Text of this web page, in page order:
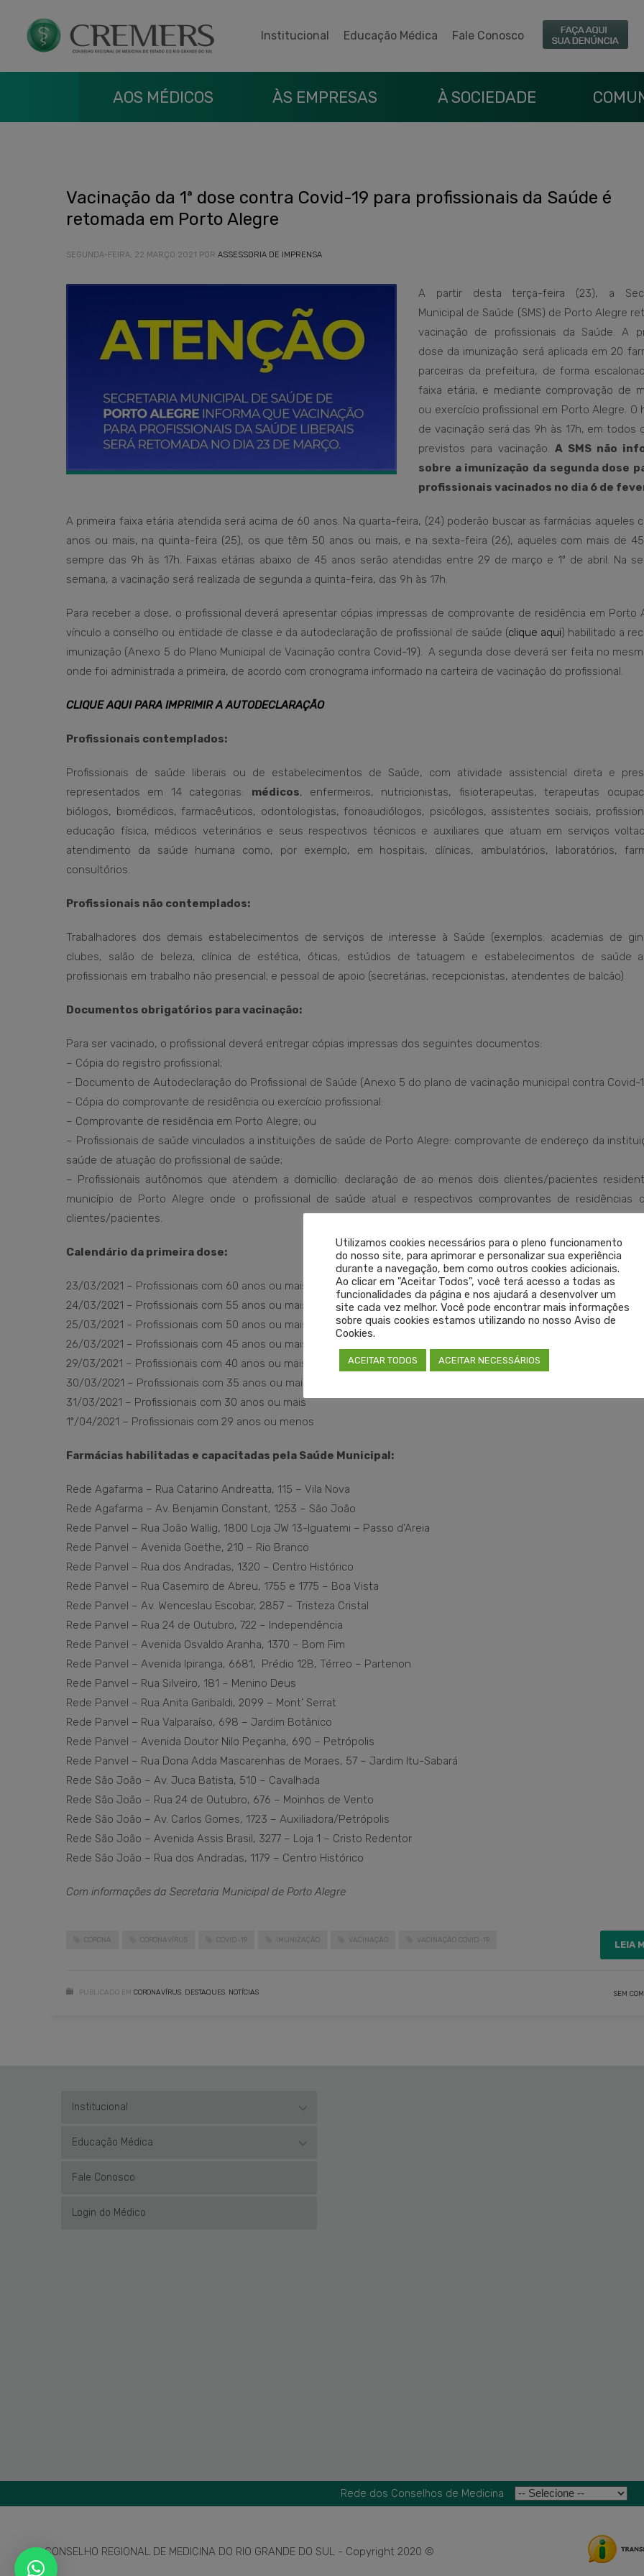
Institucional Educação Médica Fale Conosco
AOS MÉDICOS ÀS EMPRESAS À SOCIEDADE
Vacinação da 1ª dose contra Covid-19 para profissionais da Saúde é
retomada em Porto Alegre
SEGUNDA-FEIRA, 22 MARÇO 2021 POR ASSESSORIA DE IMPRENSA
A partir desta terça-feira (23), a
Municipal de Saúde (SMS) de Porto Alegre
vacinação de profissionais da Saúde. A
dose da imunização será aplicada em 20
parceiras da prefeitura, de forma
faixa etária, e mediante comprovação de
ou exercício profissional em Porto Alegre. O
de vacinação será das 9h às 17h, em todos
previstos para vacinação.A SMS não
sobre a imunização da segunda dose
profissionais vacinados no dia 6 de
A primeira faixa etária atendida será acima de 60 anos. Na quarta-feira, (24) poderão buscar as farmácias aqueles
anos ou mais, na quinta-feira (25), os que têm 50 anos ou mais, e na sexta-feira (26), aqueles com mais de
sempre das 9h às 17h. Faixas etárias abaixo de 45 anos serão atendidas entre 29 de março e 1º de abril. Na
semana, a vacinação será realizada de segunda a quinta-feira, das 9h às 17h.
Para receber a dose, o profissional deverá apresentar cópias impressas de comprovante de residência em Porto
vínculo a conselho ou entidade de classe e da autodeclaração de profissional de saúde (clique aqui) habilitado a
imunização (Anexo 5 do Plano Municipal de Vacinação contra Covid-19). A segunda dose deverá ser feita no
onde foi administrada a primeira, de acordo com cronograma informado na carteira de vacinação do profissional.
CLIQUE AQUI PARA IMPRIMIR A AUTODECLARAÇÃO
Profissionais contemplados:
Profissionais de saúde liberais ou de estabelecimentos de Saúde, com atividade assistencial direta e
representados em 14 categorias: médicos, enfermeiros, nutricionistas, fisioterapeutas, terapeutas
biólogos, biomédicos, farmacêuticos, odontologistas, fonoaudiólogos, psicólogos, assistentes sociais,
educação física, médicos veterinários e seus respectivos técnicos e auxiliares que atuam em serviços
atendimento da saúde humana como, por exemplo, em hospitais, clínicas, ambulatórios, laboratórios,
consultórios.
Profissionais não contemplados:
Trabalhadores dos demais estabelecimentos de serviços de interesse à Saúde (exemplos: academias de
clubes, salão de beleza, clínica de estética, óticas, estúdios de tatuagem e estabelecimentos de saúde
profissionais em trabalho não presencial; e pessoal de apoio (secretárias, recepcionistas, atendentes de balcão).
Documentos obrigatórios para vacinação:
Para ser vacinado, o profissional deverá entregar cópias impressas dos seguintes documentos:
– Cópia do registro profissional;
– Documento de Autodeclaração do Profissional de Saúde (Anexo 5 do plano de vacinação municipal contra Covid-
– Cópia do comprovante de residência ou exercício profissional:
– Comprovante de residência em Porto Alegre; ou
– Profissionais de saúde vinculados a instituições de saúde de Porto Alegre: comprovante de endereço da
saúde de atuação do profissional de saúde;
– Profissionais autônomos que atendem a domicílio: declaração de ao menos dois clientes/pacientes
município de Porto Alegre onde o profissional de saúde atual e respectivos comprovantes de residências
clientes/pacientes.
Calendário da primeira dose:
23/03/2021 – Profissionais com 60 anos ou mais
24/03/2021 – Profissionais com 55 anos ou mais
25/03/2021 – Profissionais com 50 anos ou mais
26/03/2021 – Profissionais com 45 anos ou mais
29/03/2021 – Profissionais com 40 anos ou mais
30/03/2021 – Profissionais com 35 anos ou mais
31/03/2021 – Profissionais com 30 anos ou mais
1º/04/2021 – Profissionais com 29 anos ou menos
Farmácias habilitadas e capacitadas pela Saúde Municipal:
Rede Agafarma – Rua Catarino Andreatta, 115 – Vila Nova
Rede Agafarma – Av. Benjamin Constant, 1253 – São João
Rede Panvel – Rua João Wallig, 1800 Loja JW 13-Iguatemi – Passo d’Areia
Rede Panvel – Avenida Goethe, 210 – Rio Branco
Rede Panvel – Rua dos Andradas, 1320 – Centro Histórico
Rede Panvel – Rua Casemiro de Abreu, 1755 e 1775 – Boa Vista
Rede Panvel – Av. Wenceslau Escobar, 2857 – Tristeza Cristal
Rede Panvel – Rua 24 de Outubro, 722 – Independência
Rede Panvel – Avenida Osvaldo Aranha, 1370 – Bom Fim
Rede Panvel – Avenida Ipiranga, 6681, Prédio 12B, Térreo – Partenon
Rede Panvel – Rua Silveiro, 181 – Menino Deus
Rede Panvel – Rua Anita Garibaldi, 2099 – Mont’ Serrat
Rede Panvel – Rua Valparaíso, 698 – Jardim Botânico
Rede Panvel – Avenida Doutor Nilo Peçanha, 690 – Petrópolis
Rede Panvel – Rua Dona Adda Mascarenhas de Moraes, 57 – Jardim Itu-Sabará
Rede São João – Av. Juca Batista, 510 – Cavalhada
Rede São João – Rua 24 de Outubro, 676 – Moinhos de Vento
Rede São João – Av. Carlos Gomes, 1723 – Auxiliadora/Petrópolis
Rede São João – Avenida Assis Brasil, 3277 – Loja 1 – Cristo Redentor
Rede São João – Rua dos Andradas, 1179 – Centro Histórico
Com informações da Secretaria Municipal de Porto Alegre
CORONA CORONAVÍRUS COVID-19 IMUNIZAÇÃO VACINAÇÃO VACINAÇÃO COVID-19 LEIA
PUBLICADO EM CORONAVÍRUS DESTAQUES NOTÍCIAS SEM
Institucional
Educação Médica
Fale Conosco
Login do Médico
Rede dos Conselhos de Medicina
CONSELHO REGIONAL DE MEDICINA DO RIO GRANDE DO SUL - Copyright 2020 ©
Utilizamos cookies necessários para o pleno funcionamento
do nosso site, para aprimorar e personalizar sua experiência
durante a navegação, bem como outros cookies adicionais.
Ao clicar em "Aceitar Todos", você terá acesso a todas as
funcionalidades da página e nos ajudará a desenvolver um
site cada vez melhor. Você pode encontrar mais informações
sobre quais cookies estamos utilizando no nosso Aviso de
Cookies.
ACEITAR TODOS ACEITAR NECESSÁRIOS